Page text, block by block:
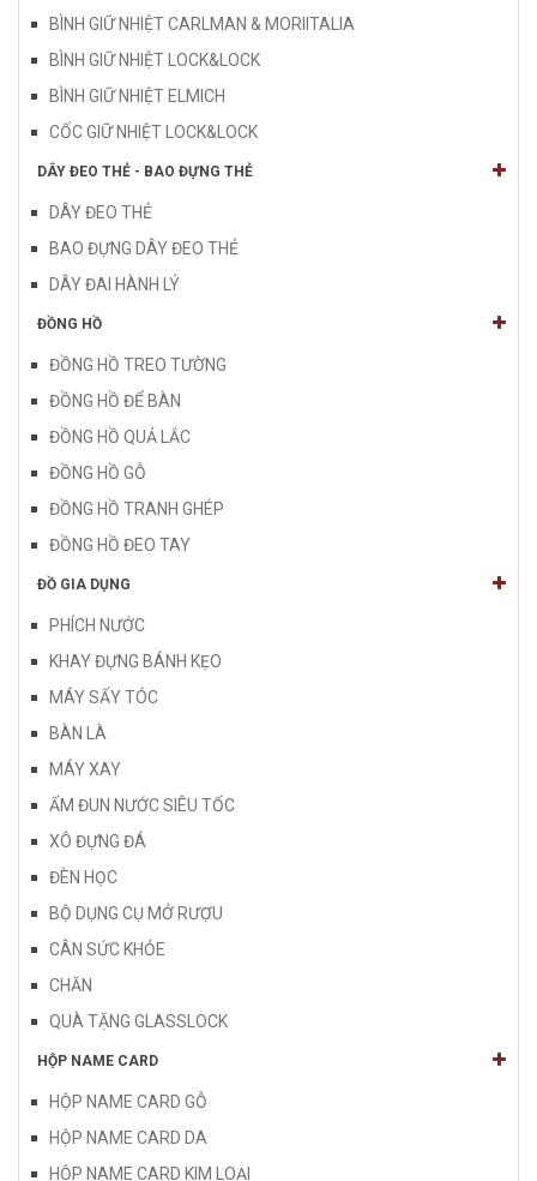
BÌNH GIỮ NHIỆT CARLMAN & MORIITALIA
BÌNH GIỮ NHIỆT LOCK&LOCK
BÌNH GIỮ NHIỆT ELMICH
CỐC GIỮ NHIỆT LOCK&LOCK
DÂY ĐEO THẺ - BAO ĐỰNG THẺ
DÂY ĐEO THẺ
BAO ĐỰNG DÂY ĐEO THẺ
DÂY ĐAI HÀNH LÝ
ĐỒNG HỒ
ĐỒNG HỒ TREO TƯỜNG
ĐỒNG HỒ ĐỂ BÀN
ĐỒNG HỒ QUẢ LẮC
ĐỒNG HỒ GỖ
ĐỒNG HỒ TRANH GHÉP
ĐỒNG HỒ ĐEO TAY
ĐỒ GIA DỤNG
PHÍCH NƯỚC
KHAY ĐỰNG BÁNH KẸO
MÁY SẤY TÓC
BÀN LÀ
MÁY XAY
ẤM ĐUN NƯỚC SIÊU TỐC
XÔ ĐỰNG ĐÁ
ĐÈN HỌC
BỘ DỤNG CỤ MỞ RƯỢU
CÂN SỨC KHỎE
CHĂN
QUÀ TẶNG GLASSLOCK
HỘP NAME CARD
HỘP NAME CARD GỖ
HỘP NAME CARD DA
HỘP NAME CARD KIM LOẠI